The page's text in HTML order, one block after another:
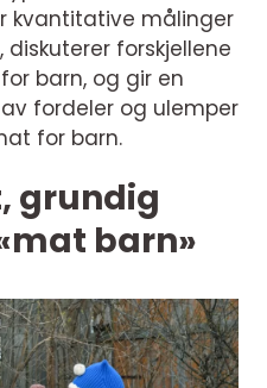
kvantitative målinger
forskjellene
barn, og gir en
fordeler og ulemper
for barn.
grundig
barn»